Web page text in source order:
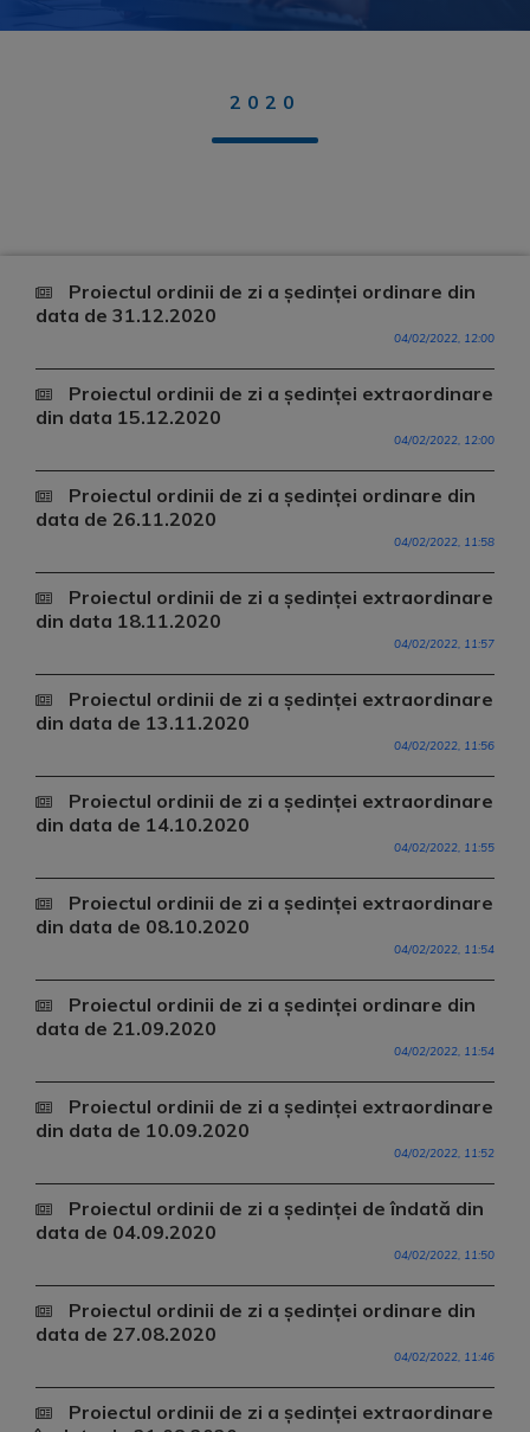
2020
Proiectul ordinii de zi a ședinței ordinare din
data de 31.12.2020
04/02/2022, 12:00
Proiectul ordinii de zi a ședinței extraordinare
din data 15.12.2020
04/02/2022, 12:00
Proiectul ordinii de zi a ședinței ordinare din
data de 26.11.2020
04/02/2022, 11:58
Proiectul ordinii de zi a ședinței extraordinare
din data 18.11.2020
04/02/2022, 11:57
Proiectul ordinii de zi a ședinței extraordinare
din data de 13.11.2020
04/02/2022, 11:56
Proiectul ordinii de zi a ședinței extraordinare
din data de 14.10.2020
04/02/2022, 11:55
Proiectul ordinii de zi a ședinței extraordinare
din data de 08.10.2020
04/02/2022, 11:54
Proiectul ordinii de zi a ședinței ordinare din
data de 21.09.2020
04/02/2022, 11:54
Proiectul ordinii de zi a ședinței extraordinare
din data de 10.09.2020
04/02/2022, 11:52
Proiectul ordinii de zi a ședinței de îndată din
data de 04.09.2020
04/02/2022, 11:50
Proiectul ordinii de zi a ședinței ordinare din
data de 27.08.2020
04/02/2022, 11:46
Proiectul ordinii de zi a ședinței extraordinare